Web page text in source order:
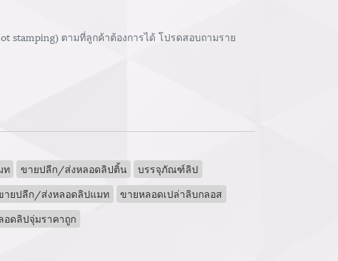
stamping) ตามที่ลูกค้าต้องการได้ โปรดสอบถามราย
ท ขายปลีก/ส่งหลอดลิปติ้น
บรรจุภัณฑ์ลิป
ายปลีก/ส่งหลอดลิปแมท
ขายหลอดเปล่าลิบกลอส
อดลิปจุ่มราคาถูก